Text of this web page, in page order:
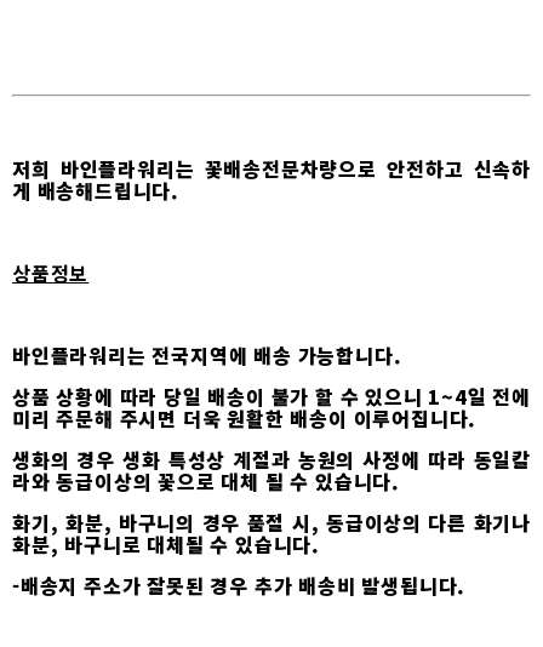
저희 바인플라워리는 꽃배송전문차량으로 안전하고 신속하
게 배송해드립니다.
상품정보
바인플라워리는 전국지역에 배송 가능합니다.
상품 상황에 따라 당일 배송이 불가 할 수 있으니 1~4일 전에
미리 주문해 주시면 더욱 원활한 배송이 이루어집니다.
생화의 경우 생화 특성상 계절과 농원의 사정에 따라 동일칼
라와 동급이상의 꽃으로 대체 될 수 있습니다.
화기, 화분, 바구니의 경우 품절 시, 동급이상의 다른 화기나
화분, 바구니로 대체될 수 있습니다.
-배송지 주소가 잘못된 경우 추가 배송비 발생됩니다.